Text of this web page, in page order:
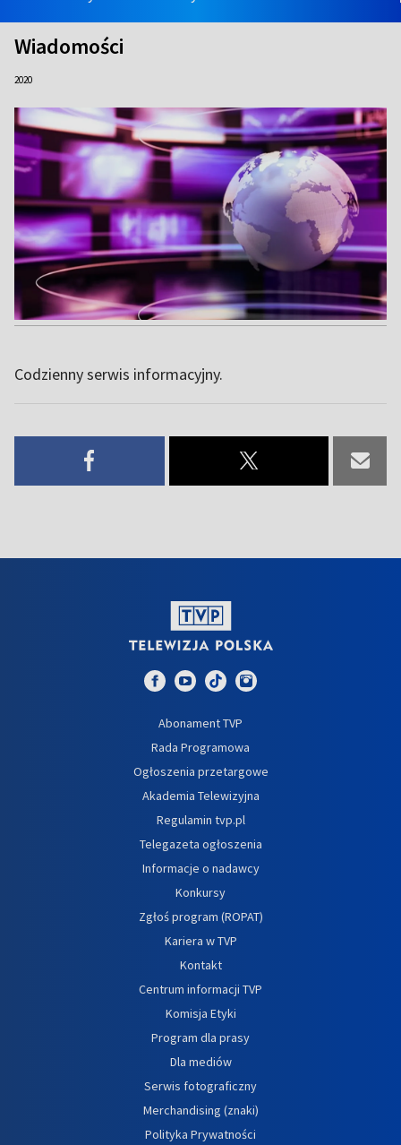
Wiadomości
2020
Codzienny serwis informacyjny.
Abonament TVP
Rada Programowa
Ogłoszenia przetargowe
Akademia Telewizyjna
Regulamin tvp.pl
Telegazeta ogłoszenia
Informacje o nadawcy
Konkursy
Zgłoś program (ROPAT)
Kariera w TVP
Kontakt
Centrum informacji TVP
Komisja Etyki
Program dla prasy
Dla mediów
Serwis fotograficzny
Merchandising (znaki)
Polityka Prywatności